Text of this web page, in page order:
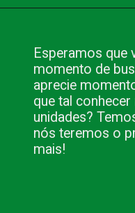
Esperamos que
momento de
aprecie
que tal
unidades?
nós teremos o
mais!